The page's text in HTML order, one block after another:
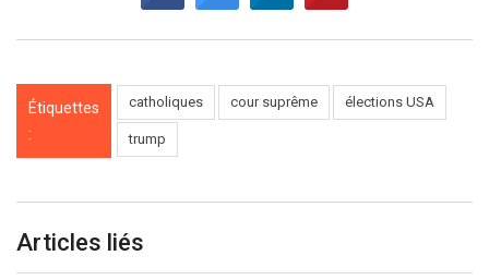
Étiquettes
:
catholiques cour suprême élections USA
trump
Articles liés